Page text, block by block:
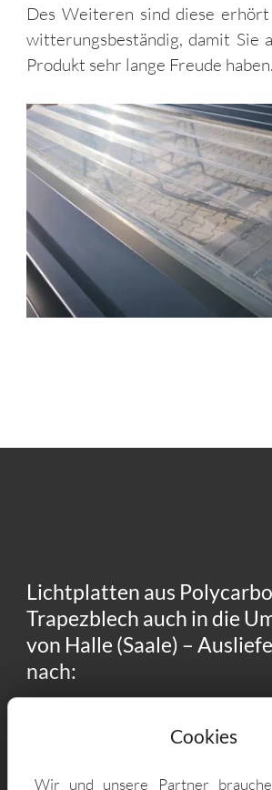
Des Weiteren sind diese erhört
witterungsbeständig, damit Sie
Produkt sehr lange Freude haben.
Lichtplatten aus
Trapezblech auch in die
von Halle (Saale) –
nach:
Saaleaue, 06124 Südliche
Dieselstraße, 06126
Cookies
Wir und unsere Partner